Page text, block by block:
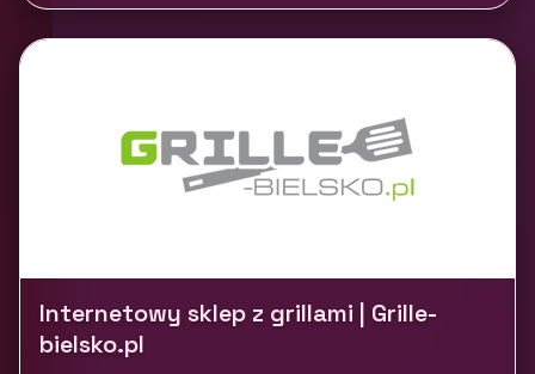
Internetowy sklep z grillami | Grille-
bielsko.pl